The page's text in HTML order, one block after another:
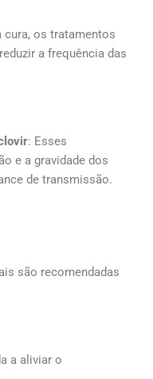
cura, os tratamentos
a frequência das
: Esses
e a gravidade dos
de transmissão.
são recomendadas
a aliviar o